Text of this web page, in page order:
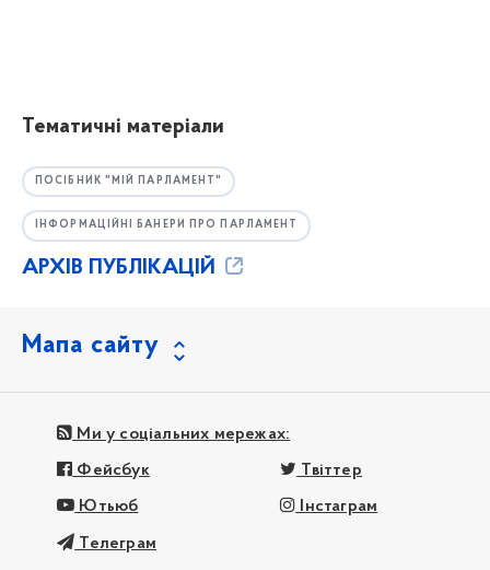
Тематичні матеріали
ПОСІБНИК "МІЙ ПАРЛАМЕНТ"
ІНФОРМАЦІЙНІ БАНЕРИ ПРО ПАРЛАМЕНТ
АРХІВ ПУБЛІКАЦІЙ
Мапа сайту
Ми у соціальних мережах:
Фейсбук Твіттер
Ютьюб Інстаграм
Телеграм